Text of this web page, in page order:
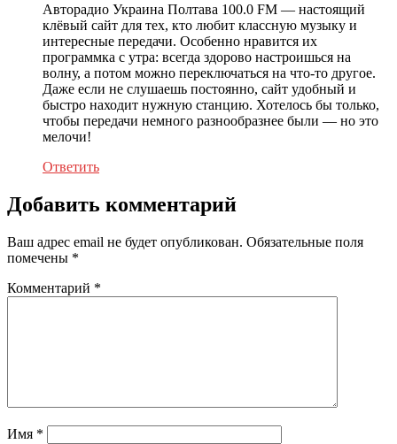
Авторадио Украина Полтава 100.0 FM — настоящий
клёвый сайт для тех, кто любит классную музыку и
интересные передачи. Особенно нравится их
программка с утра: всегда здорово настроишься на
волну, а потом можно переключаться на что-то другое.
Даже если не слушаешь постоянно, сайт удобный и
быстро находит нужную станцию. Хотелось бы только,
чтобы передачи немного разнообразнее были — но это
мелочи!
Ответить
Добавить комментарий
Ваш адрес email не будет опубликован. Обязательные поля
помечены *
Комментарий *
Имя *